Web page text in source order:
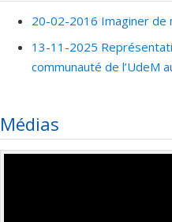
20-02-2016 Imaginer de
13-11-2025
communauté de l’UdeM
Médias